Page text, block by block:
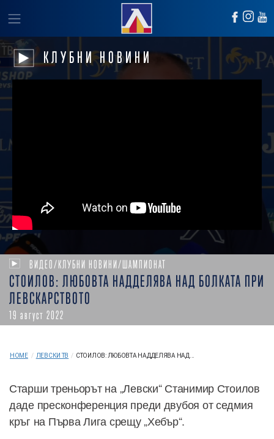
КЛУБНИ НОВИНИ
ВИДЕО/КЛУБНИ НОВИНИ/ШАМПИОНАТ
СТОИЛОВ: ЛЮБОВТА НАДДЕЛЯВА НАД БОЛКАТА ПРИ
ЛЕВСКАРСТВОТО
19 август 2022
HOME / ЛЕВСКИ ТВ / СТОИЛОВ: ЛЮБОВТА НАДДЕЛЯВА НАД...
Старши треньорът на „Левски“ Станимир Стоилов
даде пресконференция преди двубоя от седмия
кръг на Първа Лига срещу „Хебър“.